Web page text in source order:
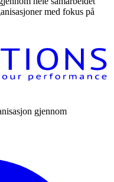
med fokus på
gjennom